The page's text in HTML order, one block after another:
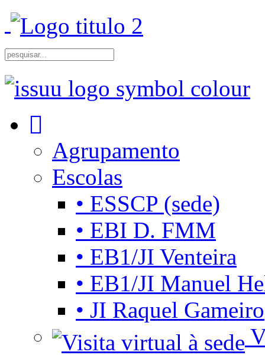
Agrupamento
Escolas
• ESSCP (sede)
• EBI D. FMM
• EB1/JI Venteira
• EB1/JI Manuel
• JI Raquel Gameiro